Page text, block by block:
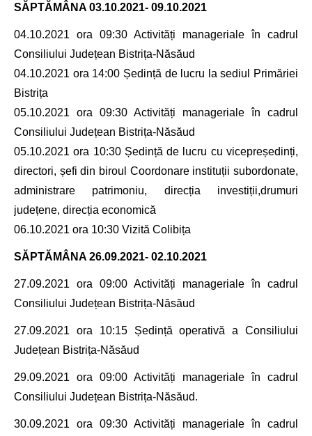
SĂPTĂMÂNA 03.10.2021- 09.10.2021
04.10.2021 ora 09:30 Activități manageriale în cadrul
Consiliului Județean Bistrița-Năsăud
04.10.2021 ora 14:00 Ședință de lucru la sediul Primăriei
Bistrița
05.10.2021 ora 09:30 Activități manageriale în cadrul
Consiliului Județean Bistrița-Năsăud
05.10.2021 ora 10:30 Ședință de lucru cu vicepreședinți,
directori, șefi din biroul Coordonare instituții subordonate,
administrare patrimoniu, direcția investiții,drumuri
județene, direcția economică
06.10.2021 ora 10:30 Vizită Colibița
SĂPTĂMÂNA 26.09.2021- 02.10.2021
27.09.2021 ora 09:00 Activități manageriale în cadrul
Consiliului Județean Bistrița-Năsăud
27.09.2021 ora 10:15 Ședință operativăaConsiliului
Județean Bistrița-Năsăud
29.09.2021 ora 09:00 Activități manageriale în cadrul
Consiliului Județean Bistrița-Năsăud.
30.09.2021 ora 09:30 Activități manageriale în cadrul